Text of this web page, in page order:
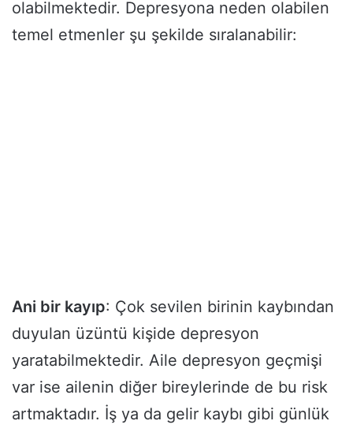
olabilmektedir. Depresyona neden olabilen
temel etmenler şu şekilde sıralanabilir:
Ani bir kayıp: Çok sevilen birinin kaybından
duyulan üzüntü kişide depresyon
yaratabilmektedir. Aile depresyon geçmişi
var ise ailenin diğer bireylerinde de bu risk
artmaktadır. İş ya da gelir kaybı gibi günlük